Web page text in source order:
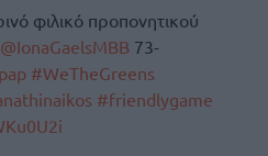
φιλικό προπονητικού
@IonaGaelsMBB 73-
#WeTheGreens
#friendlygame